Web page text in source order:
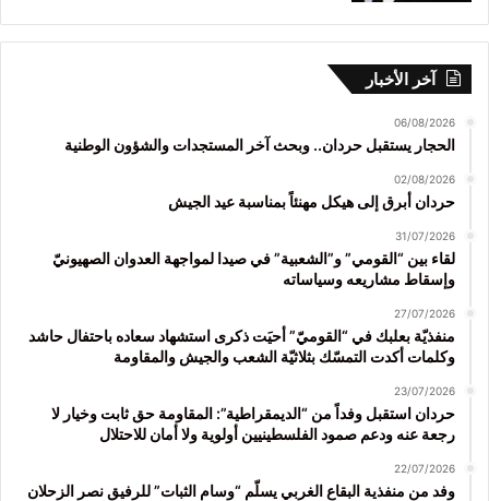
آخر الأخبار
06/08/2026
الحجار يستقبل حردان.. وبحث آخر المستجدات والشؤون الوطنية
02/08/2026
حردان أبرق إلى هيكل مهنئاً بمناسبة عيد الجيش
31/07/2026
لقاء بين “القومي” و”الشعبية” في صيدا لمواجهة العدوان الصهيونيّ
وإسقاط مشاريعه وسياساته
27/07/2026
منفذيّة بعلبك في “القوميّ” أحيَت ذكرى استشهاد سعاده باحتفال حاشد
وكلمات أكدت التمسّك بثلاثيّة الشعب والجيش والمقاومة
23/07/2026
حردان استقبل وفداً من “الديمقراطية”: المقاومة حق ثابت وخيار لا
رجعة عنه ودعم صمود الفلسطينيين أولوية ولا أمان للاحتلال
22/07/2026
وفد من منفذية البقاع الغربي يسلّم “وسام الثبات” للرفيق نصر الزحلان